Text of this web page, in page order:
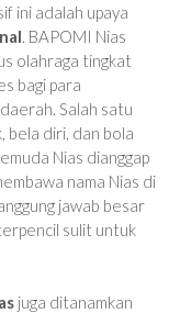
ini adalah upaya
. BAPOMI Nias
olahraga tingkat
bagi para
Salah satu
bela diri, dan bola
Nias dianggap
nama Nias di
jawab besar
sulit untuk
juga ditanamkan